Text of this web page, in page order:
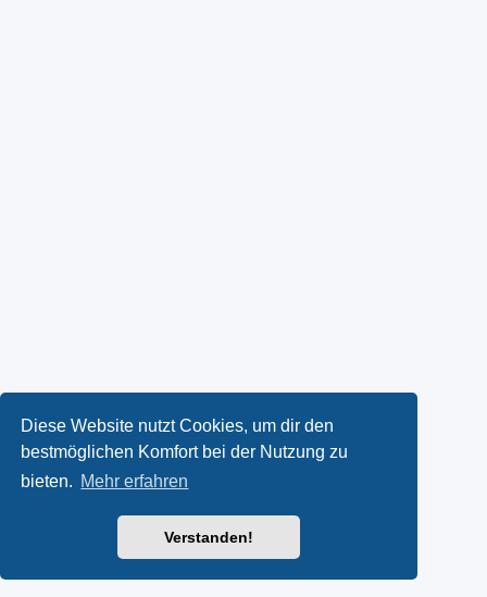
Diese Website nutzt Cookies, um dir den
bestmöglichen Komfort bei der Nutzung zu
bieten. Mehr erfahren
Verstanden!